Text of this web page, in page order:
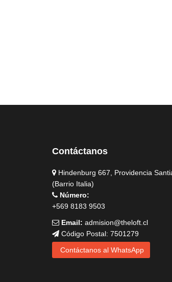
Contáctanos
Hindenburg 667, Providencia
(Barrio Italia)
Número:
+569 8183 9503
Email: admision@theloft.cl
Código Postal: 7501279
Contáctanos al WhatsApp